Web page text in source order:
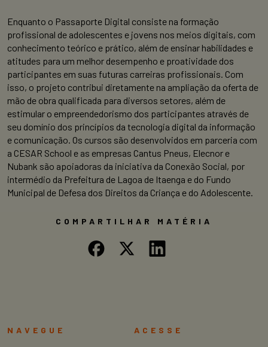
Enquanto o Passaporte Digital consiste na formação
profissional de adolescentes e jovens nos meios digitais, com
conhecimento teórico e prático, além de ensinar habilidades e
atitudes para um melhor desempenho e proatividade dos
participantes em suas futuras carreiras profissionais. Com
isso, o projeto contribui diretamente na ampliação da oferta de
mão de obra qualificada para diversos setores, além de
estimular o empreendedorismo dos participantes através de
seu domínio dos princípios da tecnologia digital da informação
e comunicação. Os cursos são desenvolvidos em parceria com
a CESAR School e as empresas Cantus Pneus, Elecnor e
Nubank são apoiadoras da iniciativa da Conexão Social, por
intermédio da Prefeitura de Lagoa de Itaenga e do Fundo
Municipal de Defesa dos Direitos da Criança e do Adolescente.
COMPARTILHAR MATÉRIA
NAVEGUE ACESSE